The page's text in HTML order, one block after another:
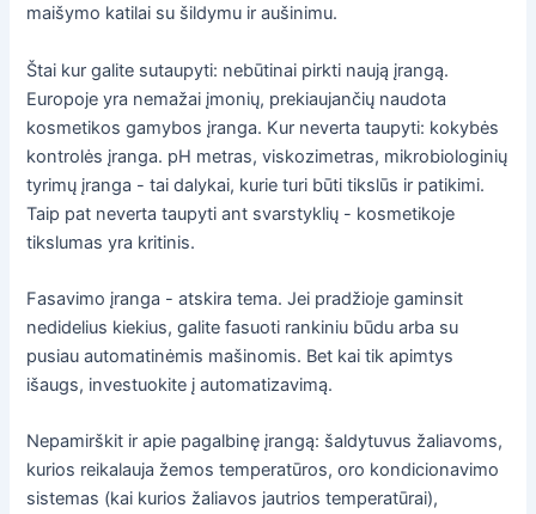
maišymo katilai su šildymu ir aušinimu.
Štai kur galite sutaupyti: nebūtinai pirkti naują įrangą.
Europoje yra nemažai įmonių, prekiaujančių naudota
kosmetikos gamybos įranga. Kur neverta taupyti: kokybės
kontrolės įranga. pH metras, viskozimetras, mikrobiologinių
tyrimų įranga - tai dalykai, kurie turi būti tikslūs ir patikimi.
Taip pat neverta taupyti ant svarstyklių - kosmetikoje
tikslumas yra kritinis.
Fasavimo įranga - atskira tema. Jei pradžioje gaminsit
nedidelius kiekius, galite fasuoti rankiniu būdu arba su
pusiau automatinėmis mašinomis. Bet kai tik apimtys
išaugs, investuokite į automatizavimą.
Nepamirškit ir apie pagalbinę įrangą: šaldytuvus žaliavoms,
kurios reikalauja žemos temperatūros, oro kondicionavimo
sistemas (kai kurios žaliavos jautrios temperatūrai),